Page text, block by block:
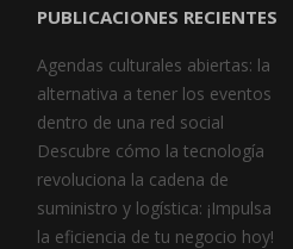
PUBLICACIONES RECIENTES
Agendas culturales abiertas: la
alternativa a tener los eventos
dentro de una red social
Descubre cómo la tecnología
revoluciona la cadena de
suministro y logística: ¡Impulsa
la eficiencia de tu negocio hoy!